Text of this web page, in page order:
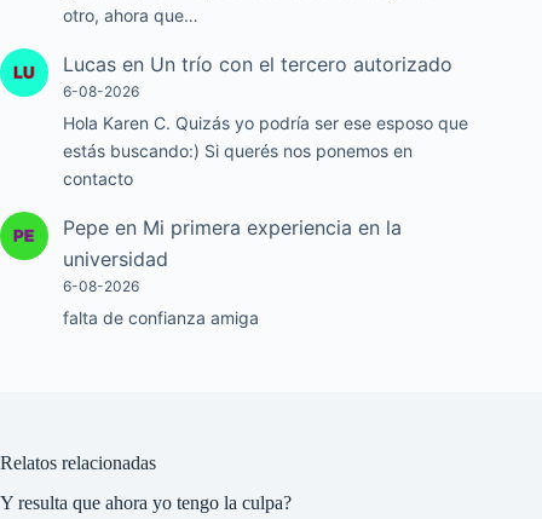
otro, ahora que…
Lucas en Un trío con el tercero autorizado
6-08-2026
Hola Karen C. Quizás yo podría ser ese esposo que
estás buscando:) Si querés nos ponemos en
contacto
Pepe en Mi primera experiencia en la
universidad
6-08-2026
falta de confianza amiga
Relatos relacionadas
Y resulta que ahora yo tengo la culpa?